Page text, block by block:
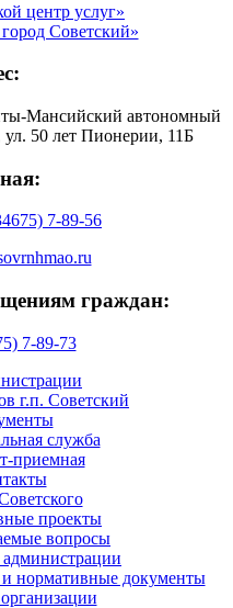
центр услуг»
Советский»
Мансийский автономный
50 лет Пионерии, 11Б
7-89-56
граждан:
7-89-73
г.п. Советский
служба
приемная
проекты
вопросы
администрации
нормативные документы